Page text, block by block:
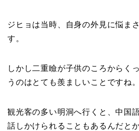
ジヒョは当時、自身の外見に悩ま
す。
しかし二重瞼が子供のころからく
うのはとても羨ましいことですね。
観光客の多い明洞へ行くと、中国
話しかけられることもあるんだとか